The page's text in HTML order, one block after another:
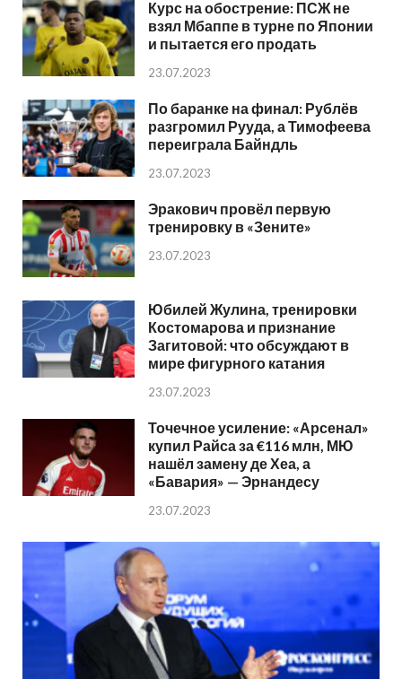
Курс на обострение: ПСЖ не
взял Мбаппе в турне по Японии
и пытается его продать
23.07.2023
По баранке на финал: Рублёв
разгромил Рууда, а Тимофеева
переиграла Байндль
23.07.2023
Эракович провёл первую
тренировку в «Зените»
23.07.2023
Юбилей Жулина, тренировки
Костомарова и признание
Загитовой: что обсуждают в
мире фигурного катания
23.07.2023
Точечное усиление: «Арсенал»
купил Райса за €116 млн, МЮ
нашёл замену де Хеа, а
«Бавария» — Эрнандесу
23.07.2023